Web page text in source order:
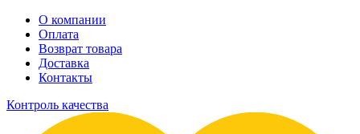
О компании
Оплата
Возврат товара
Доставка
Контакты
Контроль качества